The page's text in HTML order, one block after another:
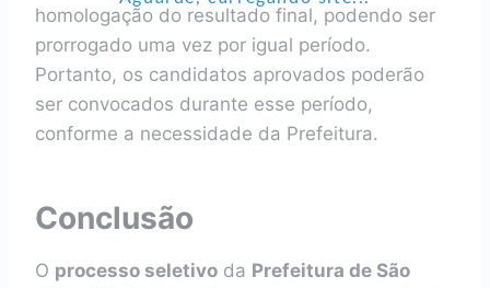
homologação do resultado final, podendo ser
prorrogado uma vez por igual período.
Portanto, os candidatos aprovados poderão
ser convocados durante esse período,
conforme a necessidade da Prefeitura.
Conclusão
O processo seletivo da Prefeitura de São